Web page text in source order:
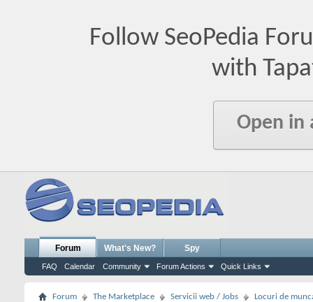
Follow SeoPedia
with
Open in
Forum
FAQ Calendar Community Forum Actions Quick Links
What's New? Spy
Forum The Marketplace Servicii web / Jobs Locuri de